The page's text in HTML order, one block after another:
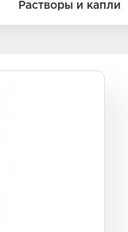
Растворы и капли